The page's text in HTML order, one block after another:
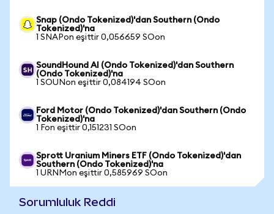
Snap (Ondo Tokenized)'dan Southern (Ondo
Tokenized)'na
1 SNAPon eşittir 0,056659 SOon
SoundHound AI (Ondo Tokenized)'dan Southern
(Ondo Tokenized)'na
1 SOUNon eşittir 0,084194 SOon
Ford Motor (Ondo Tokenized)'dan Southern (Ondo
Tokenized)'na
1 Fon eşittir 0,151231 SOon
Sprott Uranium Miners ETF (Ondo Tokenized)'dan
Southern (Ondo Tokenized)'na
1 URNMon eşittir 0,585969 SOon
Sorumluluk Reddi